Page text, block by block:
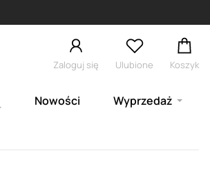
Zaloguj się Ulubione Koszyk
Nowości Wyprzedaż